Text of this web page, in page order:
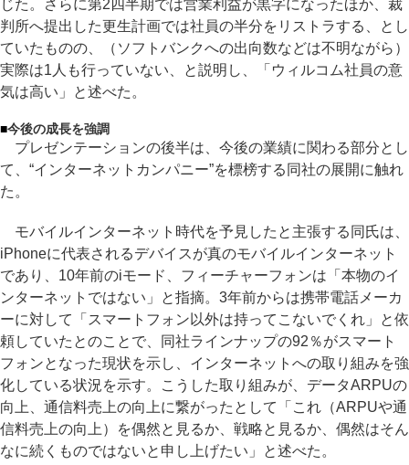
じた。さらに第2四半期では営業利益が黒字になったほか、裁
判所へ提出した更生計画では社員の半分をリストラする、とし
ていたものの、（ソフトバンクへの出向数などは不明ながら）
実際は1人も行っていない、と説明し、「ウィルコム社員の意
気は高い」と述べた。
■今後の成長を強調
プレゼンテーションの後半は、今後の業績に関わる部分とし
て、“インターネットカンパニー”を標榜する同社の展開に触れ
た。
モバイルインターネット時代を予見したと主張する同氏は、
iPhoneに代表されるデバイスが真のモバイルインターネット
であり、10年前のiモード、フィーチャーフォンは「本物のイ
ンターネットではない」と指摘。3年前からは携帯電話メーカ
ーに対して「スマートフォン以外は持ってこないでくれ」と依
頼していたとのことで、同社ラインナップの92％がスマート
フォンとなった現状を示し、インターネットへの取り組みを強
化している状況を示す。こうした取り組みが、データARPUの
向上、通信料売上の向上に繋がったとして「これ（ARPUや通
信料売上の向上）を偶然と見るか、戦略と見るか、偶然はそん
なに続くものではないと申し上げたい」と述べた。